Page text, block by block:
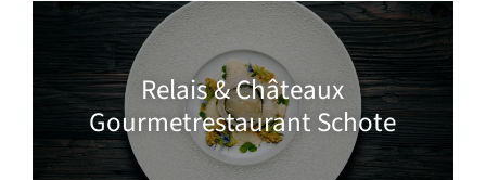
Relais & Châteaux
Gourmetrestaurant Schote